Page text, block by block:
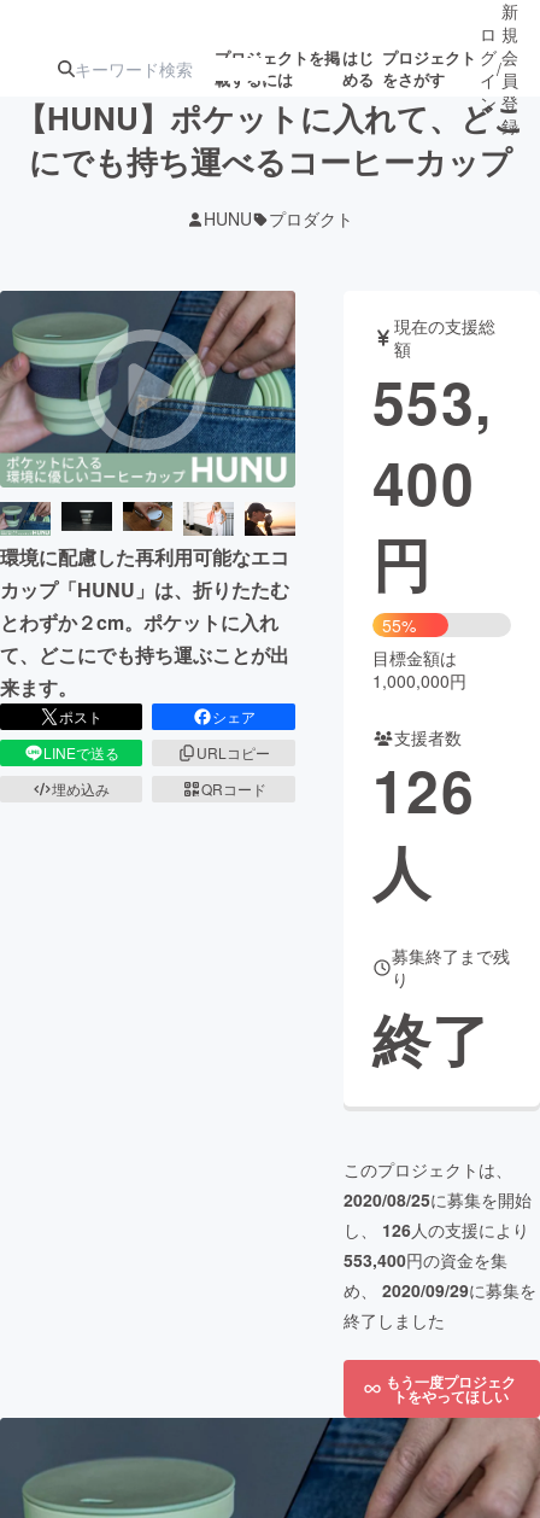
プロジェクトを掲
載するには
はじ
める
プロジェクト
をさがす
注目の新着プロ
ジェクト
ロジェクト
アート・写真 音楽
テクノロジー・ガジェット ゲーム・サ
映像・映画
ビジネス・起業
まちづくり・地域活性化
CAMPFIRE for Social Good
CAMPFIRE Creation
コミュニティ
ロ
グ
イ
ン
/
新
規
会
員
登
録
【HUNU】ポケットに入れて、どこ
にでも持ち運べるコーヒーカップ
HUNU プロダクト
環境に配慮した再利用可能なエコ
カップ「HUNU」は、折りたたむ
とわずか２cm。ポケットに入れ
て、どこにでも持ち運ぶことが出
来ます。
ポスト
シェア
LINEで送る
URLコピー
埋め込み
QRコード
現在の支援総
額
553,
400
円
55%
目標金額は
1,000,000円
支援者数
126
人
募集終了まで残
り
終了
このプロジェクトは、
2020/08/25に募集を開始
し、 126人の支援により
553,400円の資金を集
め、 2020/09/29に募集を
終了しました
もう一度プロジェク
トをやってほしい